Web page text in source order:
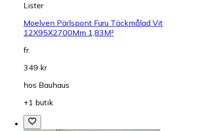
Lister
Moelven Pärlspont Furu Täckmålad Vit
12X95X2700Mm 1,83M²
fr.
349 kr
hos Bauhaus
+1 butik